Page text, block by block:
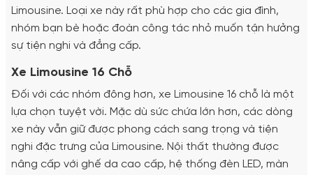
Limousine. Loại xe này rất phù hợp cho các gia đình,
nhóm bạn bè hoặc đoàn công tác nhỏ muốn tận hưởng
sự tiện nghi và đẳng cấp.
Xe Limousine 16 Chỗ
Đối với các nhóm đông hơn, xe Limousine 16 chỗ là một
lựa chọn tuyệt vời. Mặc dù sức chứa lớn hơn, các dòng
xe này vẫn giữ được phong cách sang trọng và tiện
nghi đặc trưng của Limousine. Nội thất thường được
nâng cấp với ghế da cao cấp, hệ thống đèn LED, màn